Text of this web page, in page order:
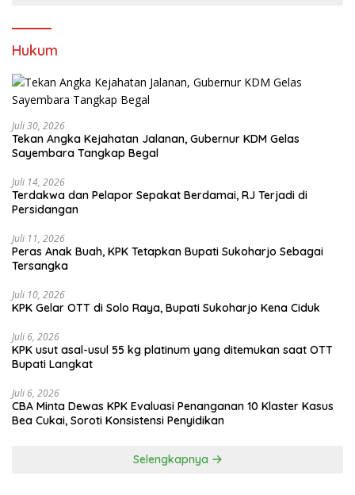
Hukum
Juli 30, 2026
Tekan Angka Kejahatan Jalanan, Gubernur KDM Gelas
Sayembara Tangkap Begal
Juli 14, 2026
Terdakwa dan Pelapor Sepakat Berdamai, RJ Terjadi di
Persidangan
Juli 11, 2026
Peras Anak Buah, KPK Tetapkan Bupati Sukoharjo Sebagai
Tersangka
Juli 10, 2026
KPK Gelar OTT di Solo Raya, Bupati Sukoharjo Kena Ciduk
Juli 6, 2026
KPK usut asal-usul 55 kg platinum yang ditemukan saat OTT
Bupati Langkat
Juli 6, 2026
CBA Minta Dewas KPK Evaluasi Penanganan 10 Klaster Kasus
Bea Cukai, Soroti Konsistensi Penyidikan
Selengkapnya